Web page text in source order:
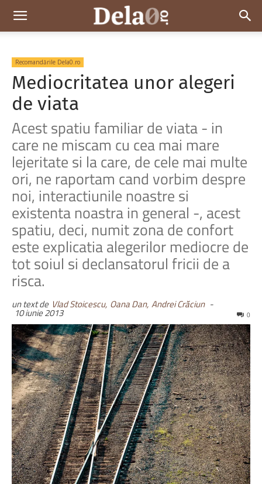
Dela0
Recomandările Dela0.ro
Mediocritatea unor alegeri
de viata
Acest spatiu familiar de viata - in
care ne miscam cu cea mai mare
lejeritate si la care, de cele mai multe
ori, ne raportam cand vorbim despre
noi, interactiunile noastre si
existenta noastra in general -, acest
spatiu, deci, numit zona de confort
este explicatia alegerilor mediocre de
tot soiul si declansatorul fricii de a
risca.
un text de Vlad Stoicescu, Oana Dan, Andrei Crăciun -
10 iunie 2013 0